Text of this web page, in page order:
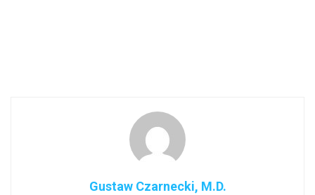
Gustaw Czarnecki, M.D.